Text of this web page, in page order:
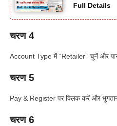
Full Details
चरण 4
Account Type में “Retailer” चुनें और
चरण 5
Pay & Register पर क्लिक करें और
चरण 6